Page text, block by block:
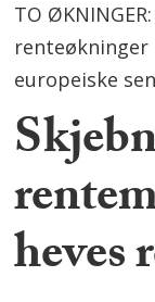
TO
renteøkninger
europeiske
heves